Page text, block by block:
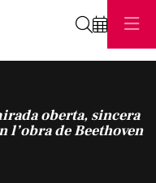
oberta, sincera
l’obra de Beethoven